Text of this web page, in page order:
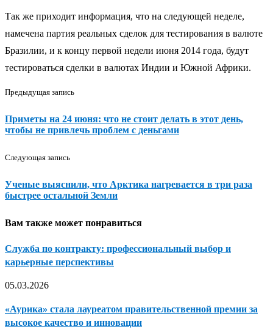
Так же приходит информация, что на следующей неделе,
намечена партия реальных сделок для тестирования в валюте
Бразилии, и к концу первой недели июня 2014 года, будут
тестироваться сделки в валютах Индии и Южной Африки.
Предыдущая запись
Приметы на 24 июня: что не стоит делать в этот день,
чтобы не привлечь проблем с деньгами
Следующая запись
Ученые выяснили, что Арктика нагревается в три раза
быстрее остальной Земли
Вам также может понравиться
Служба по контракту: профессиональный выбор и
карьерные перспективы
05.03.2026
«Аурика» стала лауреатом правительственной премии за
высокое качество и инновации